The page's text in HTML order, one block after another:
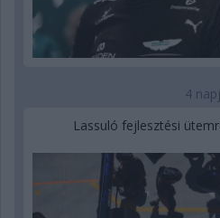
4
Lassuló fejlesztési